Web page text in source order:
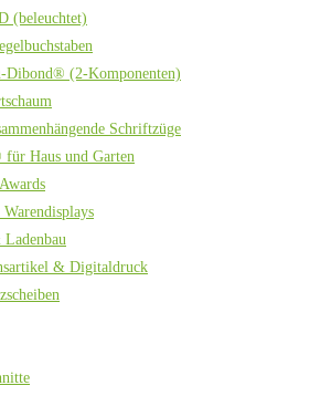
(beleuchtet)
Dibond® (2-Komponenten)
Schriftzüge
Haus und Garten
& Digitaldruck